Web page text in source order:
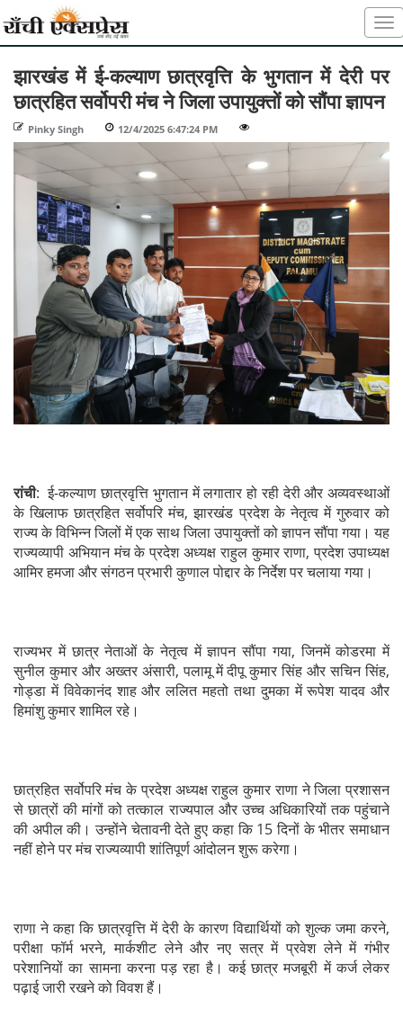
झारखंड में ई-कल्याण छात्रवृत्ति के भुगतान में देरी पर
छात्रहित सर्वोपरी मंच ने जिला उपायुक्तों को सौंपा ज्ञापन
Pinky Singh 12/4/2025 6:47:24 PM
रांची: ई-कल्याण छात्रवृत्ति भुगतान में लगातार हो रही देरी और अव्यवस्थाओं
के खिलाफ छात्रहित सर्वोपरि मंच, झारखंड प्रदेश के नेतृत्व में गुरुवार को
राज्य के विभिन्न जिलों में एक साथ जिला उपायुक्तों को ज्ञापन सौंपा गया। यह
राज्यव्यापी अभियान मंच के प्रदेश अध्यक्ष राहुल कुमार राणा, प्रदेश उपाध्यक्ष
आमिर हमजा और संगठन प्रभारी कुणाल पोद्दार के निर्देश पर चलाया गया।
राज्यभर में छात्र नेताओं के नेतृत्व में ज्ञापन सौंपा गया, जिनमें कोडरमा में
सुनील कुमार और अख्तर अंसारी, पलामू में दीपू कुमार सिंह और सचिन सिंह,
गोड्डा में विवेकानंद शाह और ललित महतो तथा दुमका में रूपेश यादव और
हिमांशु कुमार शामिल रहे।
छात्रहित सर्वोपरि मंच के प्रदेश अध्यक्ष राहुल कुमार राणा ने जिला प्रशासन
से छात्रों की मांगों को तत्काल राज्यपाल और उच्च अधिकारियों तक पहुंचाने
की अपील की। उन्होंने चेतावनी देते हुए कहा कि 15 दिनों के भीतर समाधान
नहीं होने पर मंच राज्यव्यापी शांतिपूर्ण आंदोलन शुरू करेगा।
राणा ने कहा कि छात्रवृत्ति में देरी के कारण विद्यार्थियों को शुल्क जमा करने,
परीक्षा फॉर्म भरने, मार्कशीट लेने और नए सत्र में प्रवेश लेने में गंभीर
परेशानियों का सामना करना पड़ रहा है। कई छात्र मजबूरी में कर्ज लेकर
पढ़ाई जारी रखने को विवश हैं।